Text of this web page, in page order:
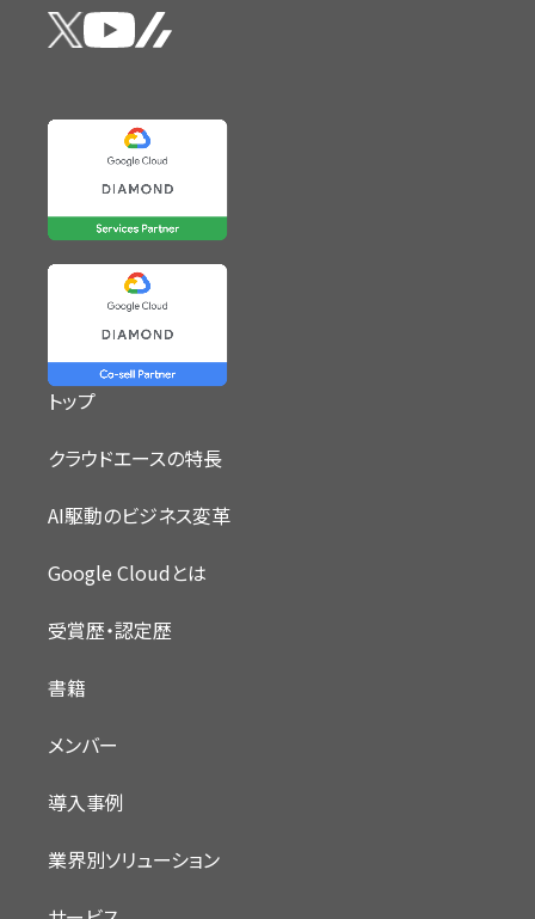
トップ
クラウドエースの特長
AI駆動のビジネス変革
Google Cloudとは
受賞歴・認定歴
書籍
メンバー
導入事例
業界別ソリューション